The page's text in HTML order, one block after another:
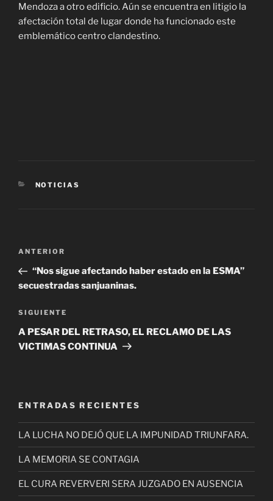
Mendoza a otro edificio. Aún se encuentra en litigio la
afectación total de lugar donde ha funcionado este
emblemático centro clandestino.
CATEGORÍAS
NOTICIAS
Navegación
entradas
Entrada
anterior
ANTERIOR
“Nos sigue afectando haber estado en la ESMA”
secuestradas sanjuaninas.
Siguiente
entrada
SIGUIENTE
A PESAR DEL RETRASO, EL RECLAMO DE LAS
VICTIMAS CONTINUA
ENTRADAS RECIENTES
LA LUCHA NO DEJÓ QUE LA IMPUNIDAD TRIUNFARA.
LA MEMORIA SE CONTAGIA
EL CURA REVERVERI SERA JUZGADO EN AUSENCIA